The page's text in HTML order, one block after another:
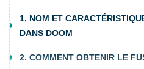
1. NOM ET
DANS DOOM
2. COMMENT OBTENIR LE